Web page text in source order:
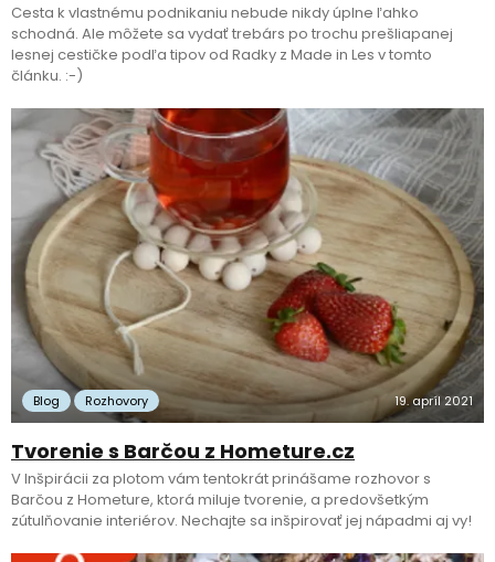
Cesta k vlastnému podnikaniu nebude nikdy úplne ľahko
schodná. Ale môžete sa vydať trebárs po trochu prešliapanej
lesnej cestičke podľa tipov od Radky z Made in Les v tomto
článku. :-)
Blog Rozhovory 19. apríl 2021
Tvorenie s Barčou z Hometure.cz
V Inšpirácii za plotom vám tentokrát prinášame rozhovor s
Barčou z Hometure, ktorá miluje tvorenie, a predovšetkým
zútulňovanie interiérov. Nechajte sa inšpirovať jej nápadmi aj vy!